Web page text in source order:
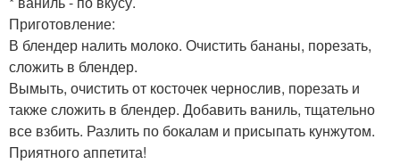
Приготовление:
В блендер налить молоко. Очистить бананы, порезать,
сложить в блендер.
Вымыть, очистить от косточек чернослив, порезать и
также сложить в блендер. Добавить ваниль, тщательно
все взбить. Разлить по бокалам и присыпать кунжутом.
Приятного аппетита!